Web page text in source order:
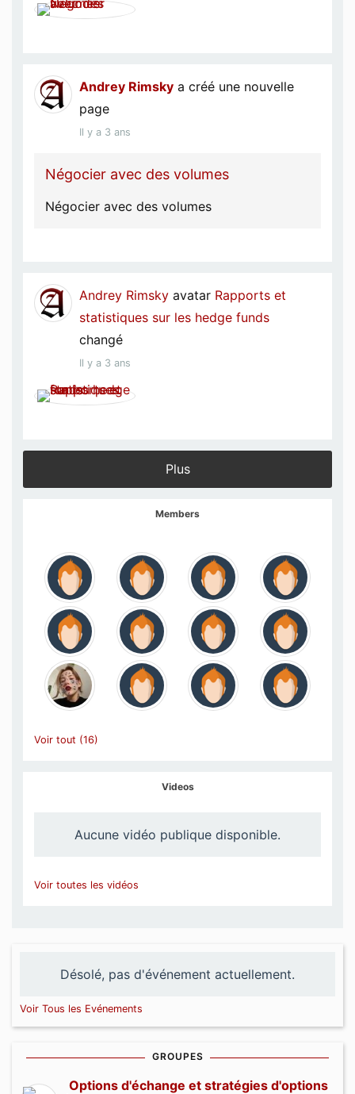
Andrey Rimsky a créé une nouvelle
page
Il y a 3 ans
Négocier avec des volumes
Négocier avec des volumes
Andrey Rimsky avatar Rapports et
statistiques sur les hedge funds
changé
Il y a 3 ans
Plus
Members
Voir tout (16)
Videos
Aucune vidéo publique disponible.
Voir toutes les vidéos
Désolé, pas d'événement actuellement.
Voir Tous les Evénements
GROUPES
Options d'échange et stratégies d'options